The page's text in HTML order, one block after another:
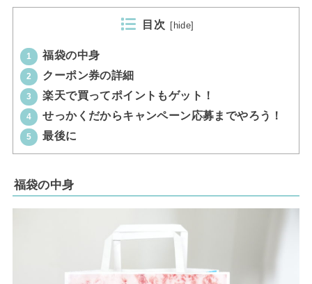
目次 [ hide]
1 福袋の中身
2 クーポン券の詳細
3 楽天で買ってポイントもゲット！
4 せっかくだからキャンペーン応募までやろう！
5 最後に
福袋の中身